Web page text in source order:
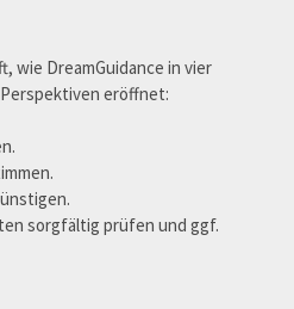
wie DreamGuidance in vier
eröffnet:
sorgfältig prüfen und ggf.